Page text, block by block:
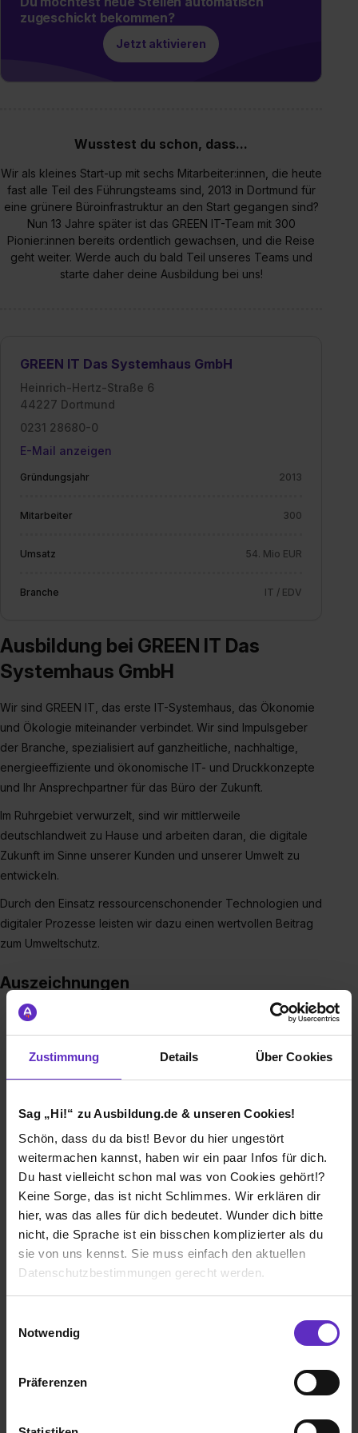
Zustimmung Details Über Cookies
Sag „Hi!“ zu Ausbildung.de & unseren Cookies!
Schön, dass du da bist! Bevor du hier ungestört
weitermachen kannst, haben wir ein paar Infos für dich.
Du hast vielleicht schon mal was von Cookies gehört!?
Keine Sorge, das ist nicht Schlimmes. Wir erklären dir
hier, was das alles für dich bedeutet. Wunder dich bitte
nicht, die Sprache ist ein bisschen komplizierter als du
sie von uns kennst. Sie muss einfach den aktuellen
Datenschutzbestimmungen gerecht werden.
Benutzung der Webseite getroffenen Einstellungen zu
Webseite zu analysieren („Statistiken“), um
Notwendig
Präferenzen
zugeschickt bekommen?
Jetzt aktivieren
Wusstest du schon, dass...
Wir als kleines Start-up mit sechs Mitarbeiter:innen, die heute
fast alle Teil des Führungsteams sind, 2013 in Dortmund für
eine grünere Büroinfrastruktur an den Start gegangen sind?
Nun 13 Jahre später ist das GREEN IT-Team mit 300
Pionier:innen bereits ordentlich gewachsen, und die Reise
geht weiter. Werde auch du bald Teil unseres Teams und
starte daher deine Ausbildung bei uns!
GREEN IT Das Systemhaus GmbH
Heinrich-Hertz-Straße 6
44227 Dortmund
0231 28680-0
E-Mail anzeigen
Gründungsjahr 2013
Mitarbeiter 300
Umsatz 54. Mio EUR
Branche IT / EDV
Ausbildung bei GREEN IT Das
Systemhaus GmbH
Wir sind GREEN IT, das erste IT-Systemhaus, das Ökonomie
und Ökologie miteinander verbindet. Wir sind Impulsgeber
der Branche, spezialisiert auf ganzheitliche, nachhaltige,
energieeffiziente und ökonomische IT- und Druckkonzepte
und Ihr Ansprechpartner für das Büro der Zukunft.
Im Ruhrgebiet verwurzelt, sind wir mittlerweile
deutschlandweit zu Hause und arbeiten daran, die digitale
Zukunft im Sinne unserer Kunden und unserer Umwelt zu
entwickeln.
Durch den Einsatz ressourcenschonender Technologien und
digitaler Prozesse leisten wir dazu einen wertvollen Beitrag
zum Umweltschutz.
Auszeichnungen
KFW Award